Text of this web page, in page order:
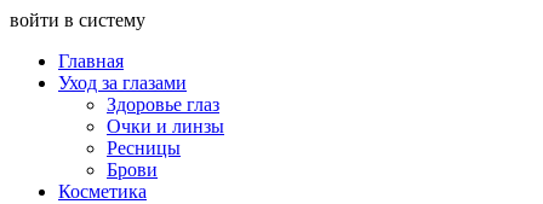
войти в систему
Главная
Уход за глазами
Здоровье глаз
Очки и линзы
Ресницы
Брови
Косметика